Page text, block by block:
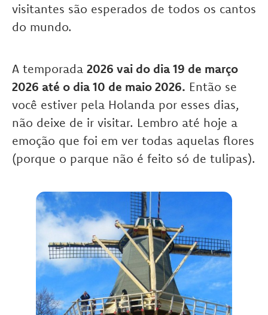
visitantes são esperados de todos os cantos
do mundo.
A temporada 2026 vai do dia 19 de março
2026 até o dia 10 de maio 2026. Então se
você estiver pela Holanda por esses dias,
não deixe de ir visitar. Lembro até hoje a
emoção que foi em ver todas aquelas flores
(porque o parque não é feito só de tulipas).